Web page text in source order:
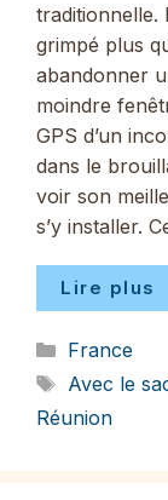
traditionnelle.
grimpé plus
abandonner
moindre
GPS d’un
dans le
voir son
s’y installer.
Lire plus
Catégories
France
Étiquettes
Avec le
Réunion